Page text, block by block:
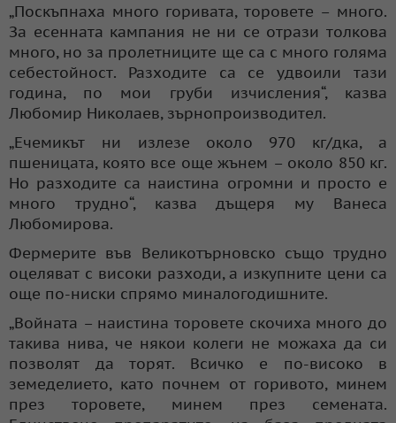
„Поскъпнаха много горивата, торовете – много.
За есенната кампания не ни се отрази толкова
много, но за пролетниците ще са с много голяма
себестойност. Разходите са се удвоили тази
година, по мои груби изчисления“, казва
Любомир Николаев, зърнопроизводител.
„Ечемикът ни излезе около 970 кг/дка, а
пшеницата, която все още жънем – около 850 кг.
Но разходите са наистина огромни и просто е
много трудно“, казва дъщеря му Ванеса
Любомирова.
Фермерите във Великотърновско също трудно
оцеляват с високи разходи, а изкупните цени са
още по-ниски спрямо миналогодишните.
„Войната – наистина торовете скочиха много до
такива нива, че някои колеги не можаха да си
позволят да торят. Всичко е по-високо в
земеделието, като почнем от горивото, минем
през торовете, минем през семената.